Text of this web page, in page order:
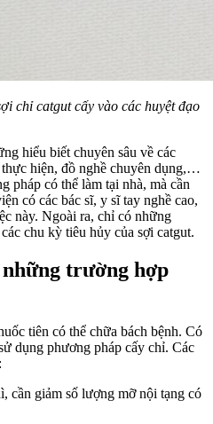
chỉ catgut cấy vào các huyệt đạo
hiểu biết chuyên sâu về các
hiện, đồ nghề chuyên dụng,…
pháp có thể làm tại nhà, mà cần
có các bác sĩ, y sĩ tay nghề cao,
này. Ngoài ra, chỉ có những
chu kỳ tiêu hủy của sợi catgut.
trường hợp
tiên có thể chữa bách bệnh. Có
dụng phương pháp cấy chỉ. Các
cần giảm số lượng mỡ nội tạng có